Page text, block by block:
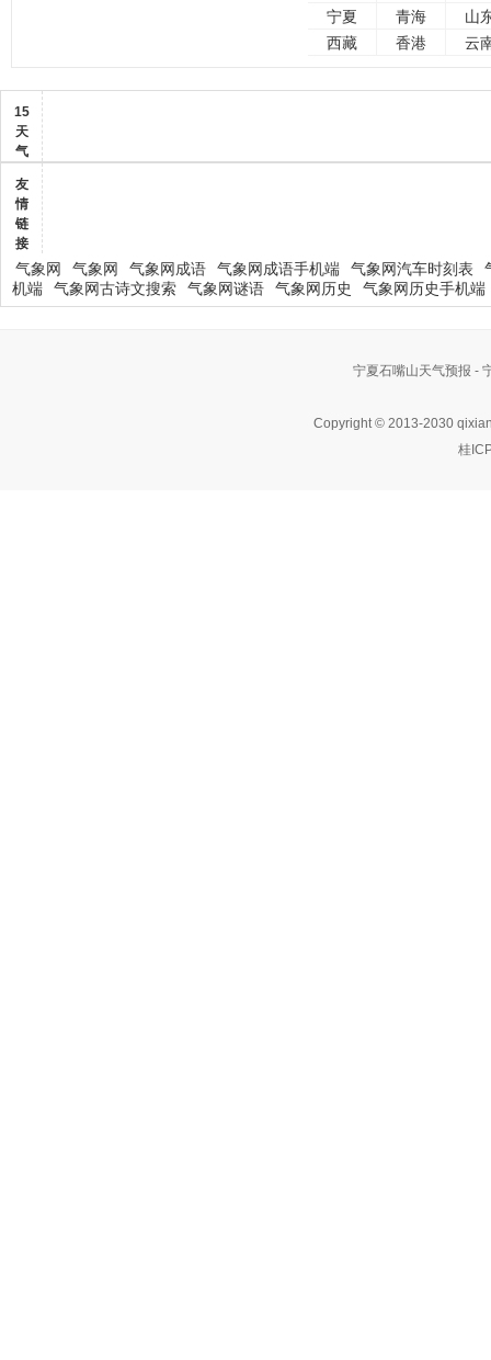
宁夏
青海
山
西藏
香港 云
15
天
气
友
情
链
接
气象网 气象网 气象网成语 气象网成语手机端 气象网汽车时刻表
机端
气象网古诗文搜索 气象网谜语 气象网历史 气象网历史手机端
宁夏石嘴山天气预报 -
Copyright © 2013-2030
桂